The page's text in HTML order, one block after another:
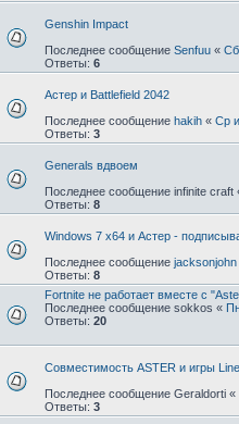
Genshin Impact
Последнее сообщение Senfuu « Сб
Ответы: 6
Астер и Battlefield 2042
Последнее сообщение hakih « Ср
Ответы: 3
Generals вдвоем
Последнее сообщение infinite craft
Ответы: 8
Windows 7 x64 и Астер -
Последнее сообщение jacksonjohn
Ответы: 8
Fortnite не работает вместе с
Последнее сообщение sokkos «
Ответы: 20
Совместимость ASTER и игры
Последнее сообщение Geraldorti «
Ответы: 3